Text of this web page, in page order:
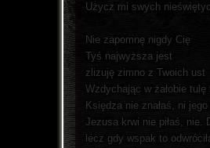
Użycz mi swych
Nie zapomnę nigdy Cię
Tyś najwyższa jest
zlizuję zimno z Twoich ust
Wzdychając w żałobie tulę
Księdza nie znałaś, ni
Jezusa krwi nie piłaś, nie.
lecz gdy wspak to